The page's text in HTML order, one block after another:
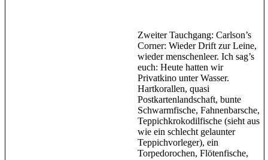
Zweiter Tauchgang: Carlson’s
Corner: Wieder Drift zur Leine,
wieder menschenleer. Ich sag’s
euch: Heute hatten wir
Privatkino unter Wasser.
Hartkorallen, quasi
Postkartenlandschaft, bunte
Schwarmfische, Fahnenbarsche,
Teppichkrokodilfische (sieht aus
wie ein schlecht gelaunter
Teppichvorleger), ein
Torpedorochen, Flötenfische,